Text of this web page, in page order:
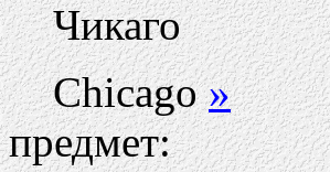
Чикаго
Chicago»
предмет: